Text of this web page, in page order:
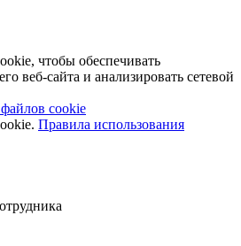
чтобы обеспечивать
веб-сайта и анализировать сетевой
cookie
Правила использования